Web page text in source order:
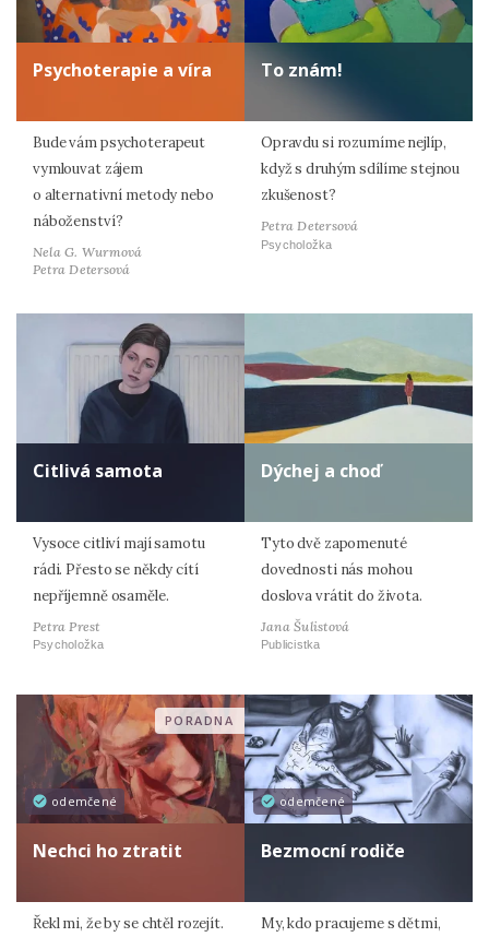
Psychoterapie a víra
Bude vám psychoterapeut
vymlouvat zájem
o alternativní metody nebo
náboženství?
Nela G. Wurmová
Petra Detersová
To znám!
Opravdu si rozumíme nejlíp,
když s druhým sdílíme stejnou
zkušenost?
Petra Detersová
Psycholožka
Citlivá samota
Vysoce citliví mají samotu
rádi. Přesto se někdy cítí
nepříjemně osaměle.
Petra Prest
Psycholožka
Dýchej a choď
Tyto dvě zapomenuté
dovednosti nás mohou
doslova vrátit do života.
Jana Šulistová
Publicistka
odemčené
PORADNA
Nechci ho ztratit
Řekl mi, že by se chtěl rozejít.
odemčené
Bezmocní rodiče
My, kdo pracujeme s dětmi,